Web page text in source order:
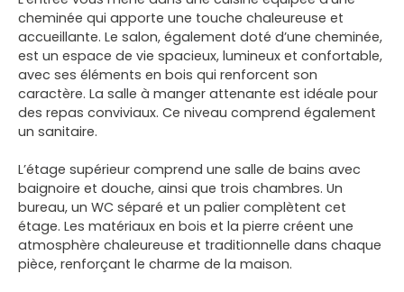
cheminée qui apporte une touche chaleureuse et
accueillante. Le salon, également doté d’une cheminée,
est un espace de vie spacieux, lumineux et confortable,
avec ses éléments en bois qui renforcent son
caractère. La salle à manger attenante est idéale pour
des repas conviviaux. Ce niveau comprend également
un sanitaire.
L’étage supérieur comprend une salle de bains avec
baignoire et douche, ainsi que trois chambres. Un
bureau, un WC séparé et un palier complètent cet
étage. Les matériaux en bois et la pierre créent une
atmosphère chaleureuse et traditionnelle dans chaque
pièce, renforçant le charme de la maison.